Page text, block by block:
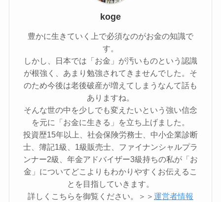
koge
豊かに生きていく上で必須なのがお金の知識で
す。
しかし、日本では「お金」が汚いものという認識
が根強く、あまり勉強されてきませんでした。そ
のため今後は老後破産が増えてしまうなんて話も
ありますね。
そんな世の中を少しでも変えたいという強い信念
を元に「お金に生きる」を立ち上げました。
投資歴15年以上、社会保険労務士、中小企業診断
士、簿記1級、1級販売士、ファイナンシャルプラ
ンナー2級、年金アドバイザー3級持ちの私が「お
金」についてどこよりもわかりやすくお伝えるこ
とを目指していきます。
詳しくこちらを御覧ください。＞＞ 運営者情報